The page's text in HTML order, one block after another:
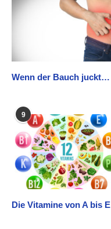
Wenn der Bauch juckt…
9
Die Vitamine von A bis E